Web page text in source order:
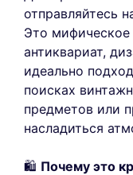
отправляйтесь
Это мифическое
антиквариат,
идеально
поисках
предметов или
насладиться
🛍️ Почему это